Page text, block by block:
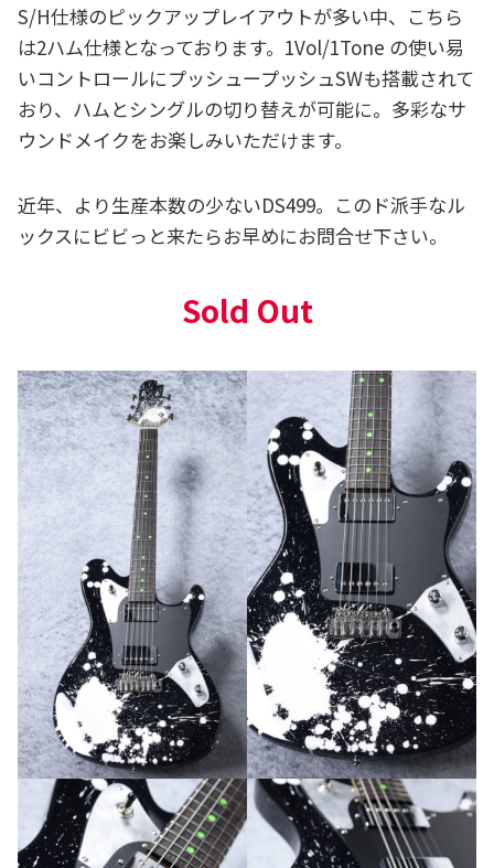
S/H仕様のピックアップレイアウトが多い中、こちら
は2ハム仕様となっております。1Vol/1Tone の使い易
いコントロールにプッシュープッシュSWも搭載されて
おり、ハムとシングルの切り替えが可能に。多彩なサ
ウンドメイクをお楽しみいただけます。
近年、より生産本数の少ないDS499。このド派手なル
ックスにビビっと来たらお早めにお問合せ下さい。
Sold Out